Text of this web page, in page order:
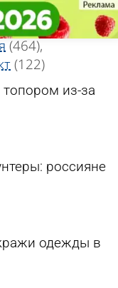
(464)
(122)
из-за
россияне
одежды в